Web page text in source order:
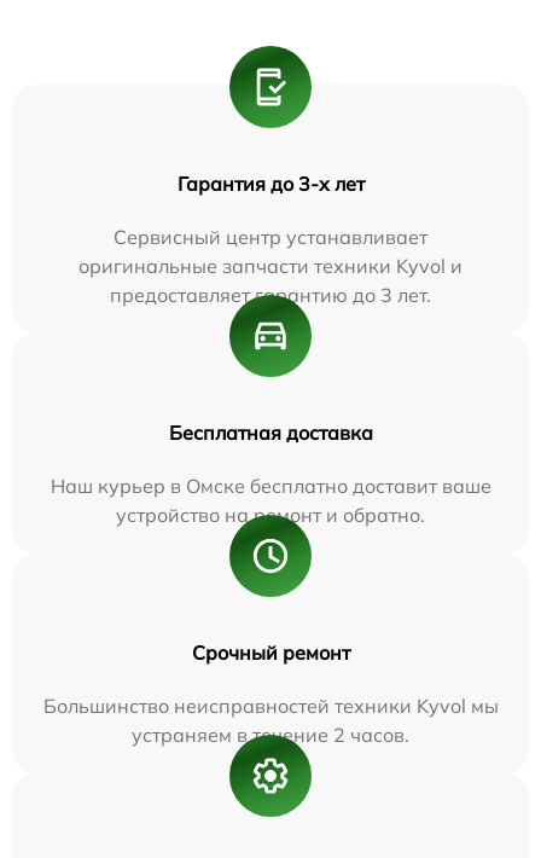
Гарантия до 3-х лет
Сервисный центр устанавливает
оригинальные запчасти техники Kyvol и
предоставляет гарантию до 3 лет.
Бесплатная доставка
Наш курьер в Омске бесплатно доставит ваше
устройство на ремонт и обратно.
Срочный ремонт
Большинство неисправностей техники Kyvol мы
устраняем в течение 2 часов.